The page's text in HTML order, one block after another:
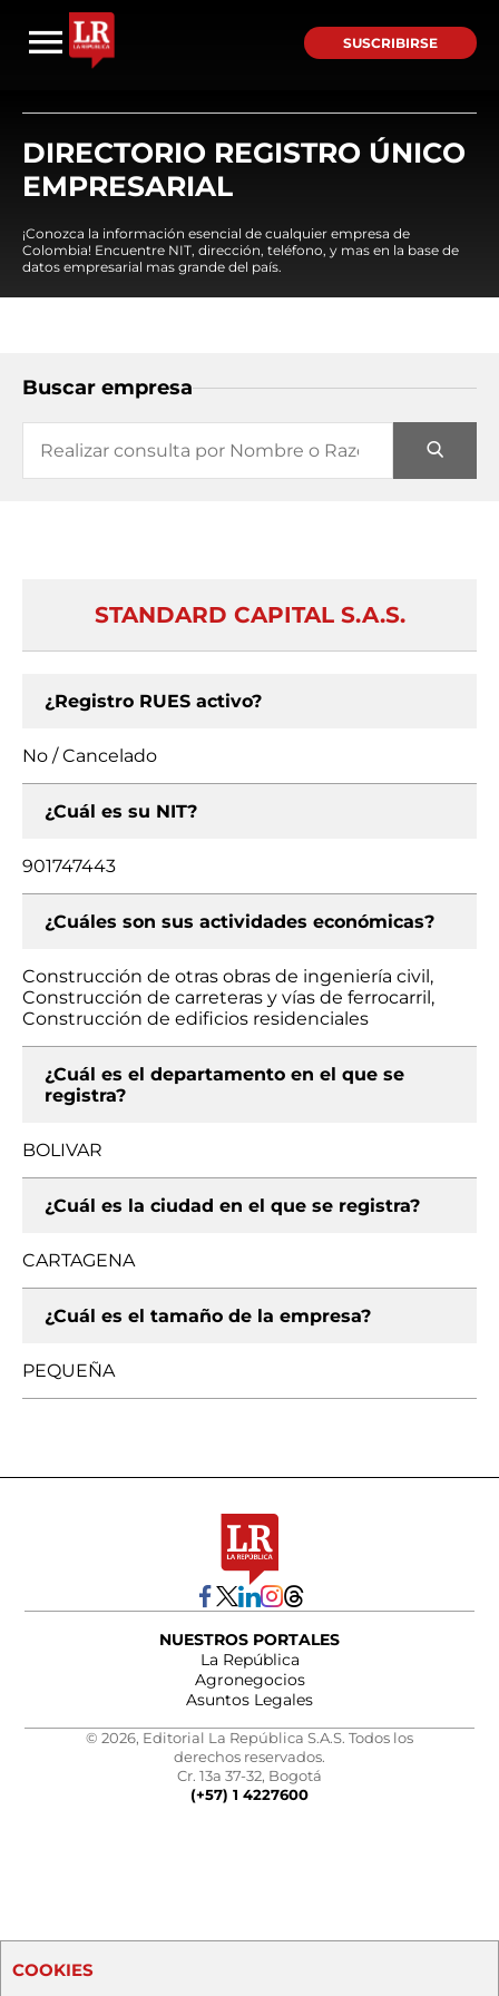
SUSCRIBIRSE
DIRECTORIO REGISTRO ÚNICO
EMPRESARIAL
¡Conozca la información esencial de cualquier empresa de
Colombia! Encuentre NIT, dirección, teléfono, y mas en la base de
datos empresarial mas grande del país.
Buscar empresa
STANDARD CAPITAL S.A.S.
¿Registro RUES activo?
No / Cancelado
¿Cuál es su NIT?
901747443
¿Cuáles son sus actividades económicas?
Construcción de otras obras de ingeniería civil,
Construcción de carreteras y vías de ferrocarril,
Construcción de edificios residenciales
¿Cuál es el departamento en el que se
registra?
BOLIVAR
¿Cuál es la ciudad en el que se registra?
CARTAGENA
¿Cuál es el tamaño de la empresa?
PEQUEÑA
NUESTROS PORTALES
La República
Agronegocios
Asuntos Legales
© 2026, Editorial La República S.A.S. Todos los
derechos reservados.
Cr. 13a 37-32, Bogotá
(+57) 1 4227600
COOKIES